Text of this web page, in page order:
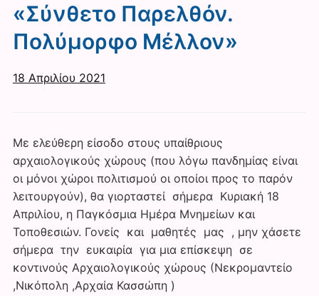
«Σύνθετο Παρελθόν.
Πολύμορφο Μέλλον»
18 Απριλίου 2021
Με ελεύθερη είσοδο στους υπαίθριους
αρχαιολογικούς χώρους (που λόγω πανδημίας είναι
οι μόνοι χώροι πολιτισμού οι οποίοι προς το παρόν
λειτουργούν), θα γιορταστεί σήμερα Κυριακή 18
Απριλίου, η Παγκόσμια Ημέρα Μνημείων και
Τοποθεσιών. Γονείς και μαθητές μας , μην χάσετε
σήμερα την ευκαιρία για μια επίσκεψη σε
κοντινούς Αρχαιολογικούς χώρους (Νεκρομαντείο
,Νικόπολη ,Αρχαία Κασσώπη )